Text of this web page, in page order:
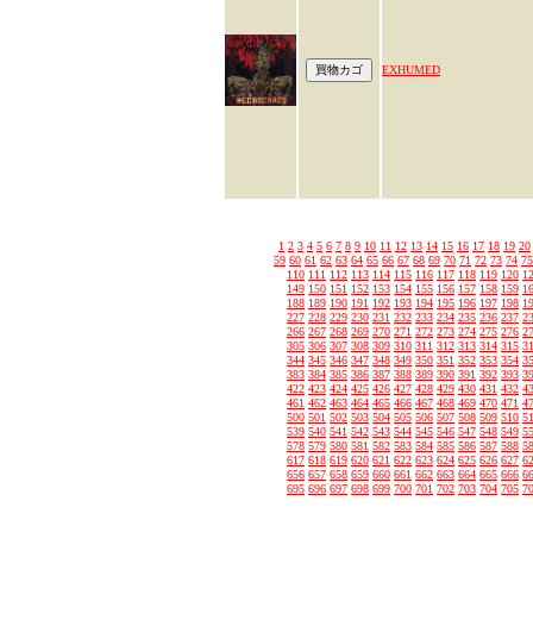
EXHUMED
1 2 3 4 5 6 7 8 9 10 11 12 13 14 15 16 17 18 19 20
59 60 61 62 63 64 65 66 67 68 69 70 71 72 73 74 75
110 111 112 113 114 115 116 117 118 119 120
149 150 151 152 153 154 155 156 157 158 159
188 189 190 191 192 193 194 195 196 197 198
227 228 229 230 231 232 233 234 235 236 237
266 267 268 269 270 271 272 273 274 275 276
305 306 307 308 309 310 311 312 313 314 315
344 345 346 347 348 349 350 351 352 353 354
383 384 385 386 387 388 389 390 391 392 393
422 423 424 425 426 427 428 429 430 431 432
461 462 463 464 465 466 467 468 469 470 471
500 501 502 503 504 505 506 507 508 509 510
539 540 541 542 543 544 545 546 547 548 549
578 579 580 581 582 583 584 585 586 587 588
617 618 619 620 621 622 623 624 625 626 627
656 657 658 659 660 661 662 663 664 665 666
695 696 697 698 699 700 701 702 703 704 705